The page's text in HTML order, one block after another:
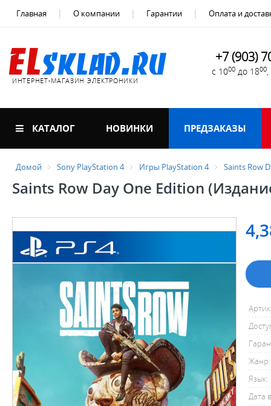
Главная О компании Гарантии Оплата и
ИНТЕРНЕТ-МАГАЗИН ЭЛЕКТРОНИКИ
+7 (903)
с 1000 до 1800
КАТАЛОГ НОВИНКИ ПРЕДЗАКАЗЫ
Домой Sony PlayStation 4 Игры PlayStation 4 Saints Row
Saints Row Day One Edition
Жанр:
Язык:
Дата